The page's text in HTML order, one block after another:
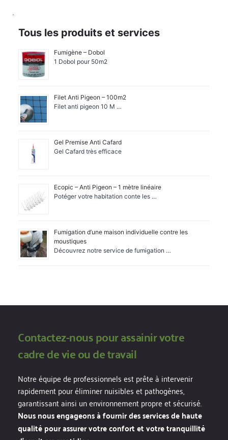
Tous les produits et services
Fumigène – Dobol
1 Dobol pour 50m2
Filet Anti Pigeon – 100m2
Filet anti pigeon 10 M …
Gel Premise Anti Cafard
Gel Cafard très efficace
Ecopic – Anti Pigeon – 1 mètre linéaire
Potéger votre habitation conte les …
Fumigation d’une maison individuelle contre les
moustiques
Découvrez notre service de fumigation …
Contactez-nous pour assainir votre
cadre de vie ou de travail
Notre équipe de professionnels est prête à intervenir
rapidement pour éliminer nuisibles et pathogènes,
Nous nous engageons à fournir des services de haute
qualité pour assurer votre confort et votre tranquillité